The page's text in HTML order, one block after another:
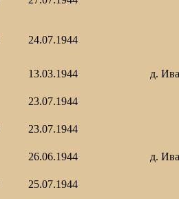
24.07.1944
13.03.1944 д.
23.07.1944
23.07.1944
26.06.1944 д.
25.07.1944